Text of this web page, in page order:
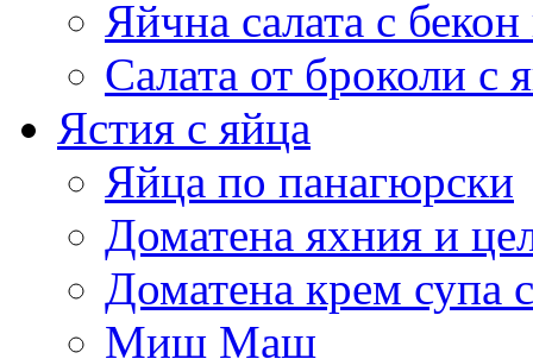
Яйчна салата с
Салата от броколи с
Ястия с яйца
Яйца по панагюрски
Доматена яхния и
Доматена крем супа
Миш Маш